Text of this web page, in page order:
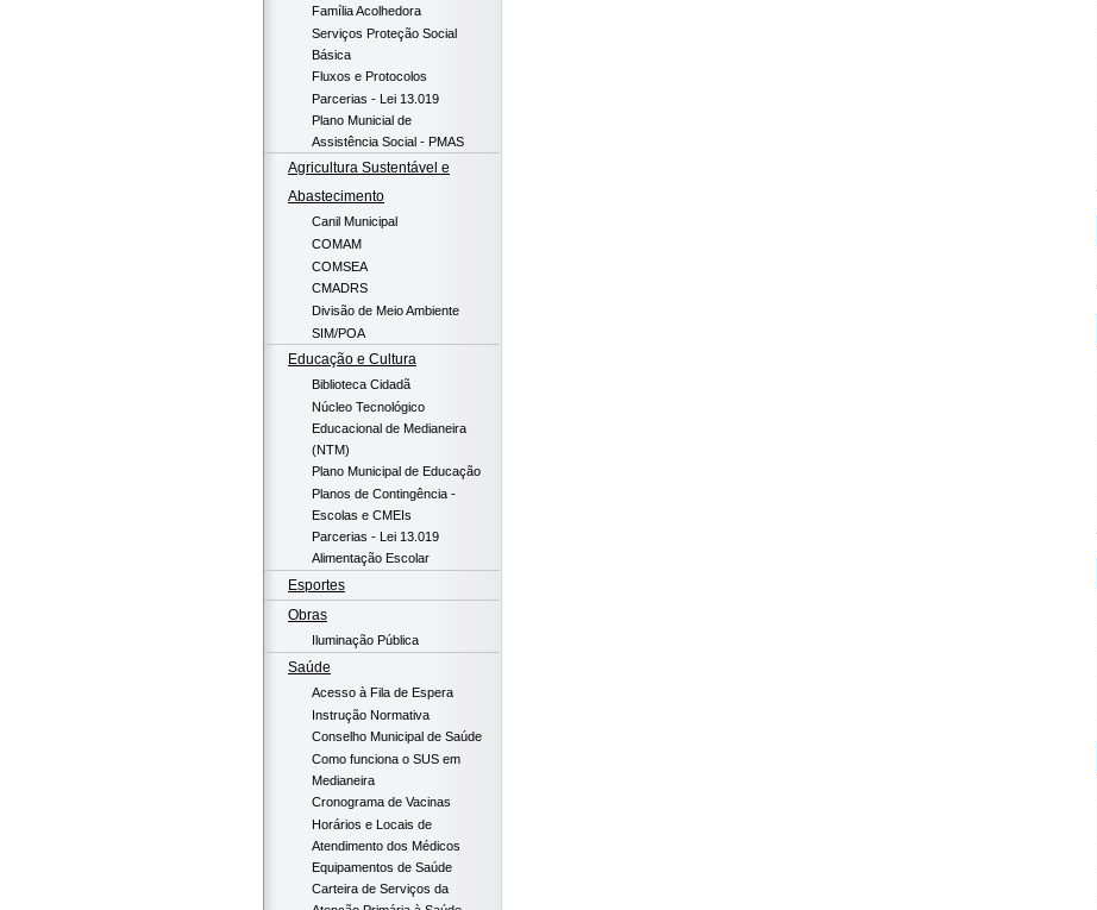
Família Acolhedora
Serviços Proteção Social
Básica
Fluxos e Protocolos
Parcerias - Lei 13.019
Plano Municial de
Assistência Social - PMAS
Agricultura Sustentável e
Abastecimento
Canil Municipal
COMAM
COMSEA
CMADRS
Divisão de Meio Ambiente
SIM/POA
Educação e Cultura
Biblioteca Cidadã
Núcleo Tecnológico
Educacional de Medianeira
(NTM)
Plano Municipal de Educação
Planos de Contingência -
Escolas e CMEIs
Parcerias - Lei 13.019
Alimentação Escolar
Esportes
Obras
Iluminação Pública
Saúde
Acesso à Fila de Espera
Instrução Normativa
Conselho Municipal de Saúde
Como funciona o SUS em
Medianeira
Cronograma de Vacinas
Horários e Locais de
Atendimento dos Médicos
Equipamentos de Saúde
Carteira de Serviços da